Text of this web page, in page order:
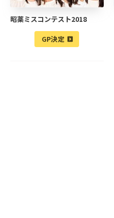
昭薬ミスコンテスト2018
GP決定